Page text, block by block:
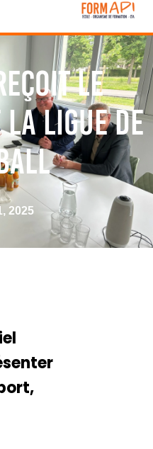
reçoit le
Ligue de
2025